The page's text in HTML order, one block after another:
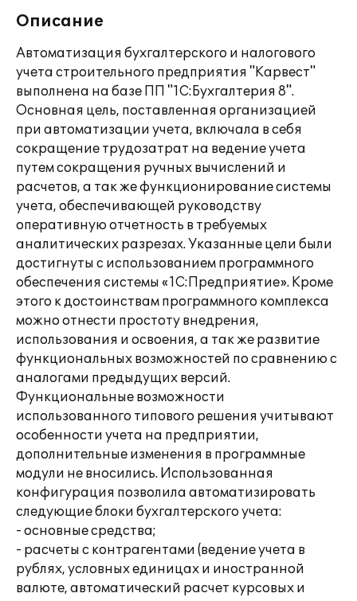
Описание
Автоматизация бухгалтерского и налогового
учета строительного предприятия "Карвест"
выполнена на базе ПП "1С:Бухгалтерия 8".
Основная цель, поставленная организацией
при автоматизации учета, включала в себя
сокращение трудозатрат на ведение учета
путем сокращения ручных вычислений и
расчетов, а так же функционирование системы
учета, обеспечивающей руководству
оперативную отчетность в требуемых
аналитических разрезах. Указанные цели были
достигнуты с использованием программного
обеспечения системы «1С:Предприятие». Кроме
этого к достоинствам программного комплекса
можно отнести простоту внедрения,
использования и освоения, а так же развитие
функциональных возможностей по сравнению с
аналогами предыдущих версий.
Функциональные возможности
использованного типового решения учитывают
особенности учета на предприятии,
дополнительные изменения в программные
модули не вносились. Использованная
конфигурация позволила автоматизировать
следующие блоки бухгалтерского учета:
- основные средства;
- расчеты с контрагентами (ведение учета в
рублях, условных единицах и иностранной
валюте, автоматический расчет курсовых и